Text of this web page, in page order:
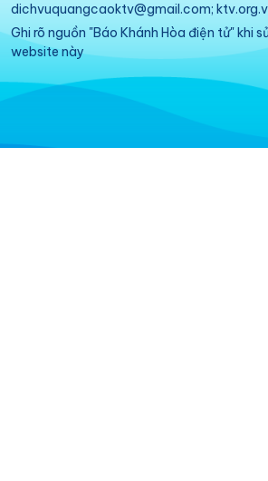
dichvuquangcaoktv@gmail.com;
Ghi rõ nguồn "Báo Khánh Hòa điện tử" khi
website này